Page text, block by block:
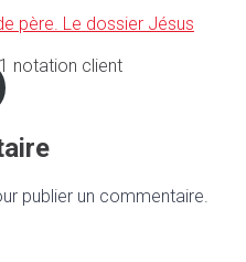
père. Le dossier Jésus
1 notation client
publier un commentaire.